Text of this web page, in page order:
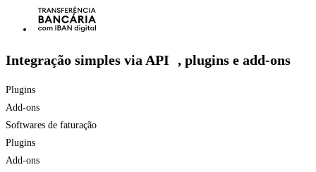
Integração simples via API , plugins e add-ons
Plugins
Add-ons
Softwares de faturação
Plugins
Add-ons